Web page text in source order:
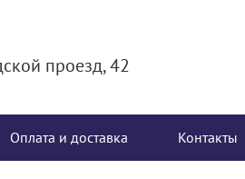
проезд, 42
Оплата и доставка Контакты